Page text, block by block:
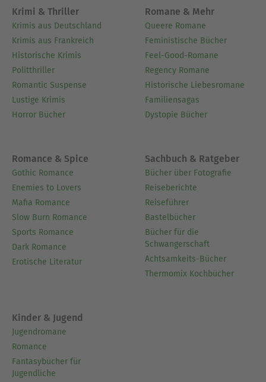
Krimi & Thriller
Krimis aus Deutschland
Krimis aus Frankreich
Historische Krimis
Politthriller
Romantic Suspense
Lustige Krimis
Horror Bücher
Romane & Mehr
Queere Romane
Feministische Bücher
Feel-Good-Romane
Regency Romane
Historische Liebesromane
Familiensagas
Dystopie Bücher
Romance & Spice
Gothic Romance
Enemies to Lovers
Mafia Romance
Slow Burn Romance
Sports Romance
Dark Romance
Erotische Literatur
Sachbuch & Ratgeber
Bücher über Fotografie
Reiseberichte
Reiseführer
Bastelbücher
Bücher für die
Schwangerschaft
Achtsamkeits-Bücher
Thermomix Kochbücher
Kinder & Jugend
Jugendromane
Romance
Fantasybücher für
Jugendliche